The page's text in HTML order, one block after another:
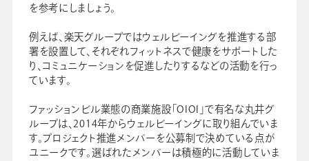
を参考にしましょう。
例えば、楽天グループではウェルビーイングを推進する部
署を設置して、それぞれフィットネスで健康をサポートした
り、コミュニケーションを促進したりするなどの活動を行っ
ています。
ファッションビル業態の商業施設「OIOI」で有名な丸井グ
ループは、2014年からウェルビーイングに取り組んでいま
す。プロジェクト推進メンバーを公募制で決めている点が
ユニークです。選ばれたメンバーは積極的に活動していま